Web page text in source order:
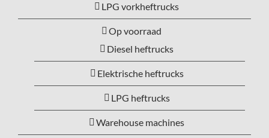
LPG vorkheftrucks
Op voorraad
Diesel heftrucks
Elektrische heftrucks
LPG heftrucks
Warehouse machines